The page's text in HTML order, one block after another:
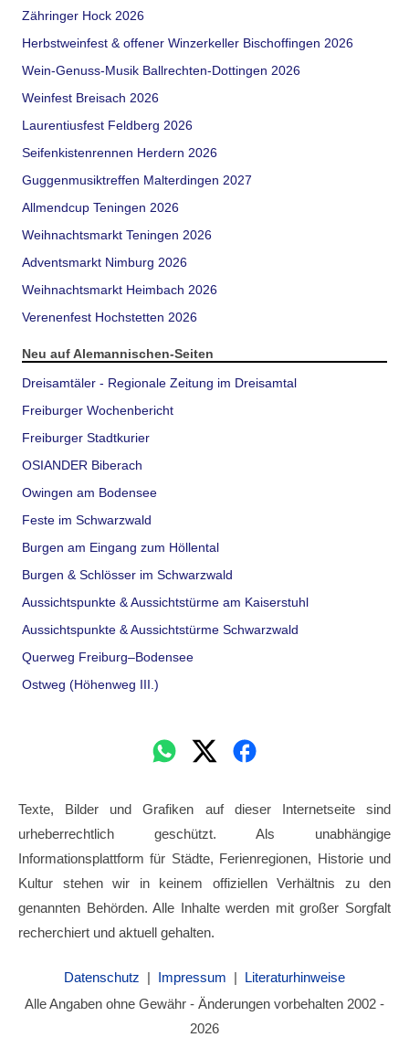
Zähringer Hock 2026
Herbstweinfest & offener Winzerkeller Bischoffingen 2026
Wein-Genuss-Musik Ballrechten-Dottingen 2026
Weinfest Breisach 2026
Laurentiusfest Feldberg 2026
Seifenkistenrennen Herdern 2026
Guggenmusiktreffen Malterdingen 2027
Allmendcup Teningen 2026
Weihnachtsmarkt Teningen 2026
Adventsmarkt Nimburg 2026
Weihnachtsmarkt Heimbach 2026
Verenenfest Hochstetten 2026
Neu auf Alemannischen-Seiten
Dreisamtäler - Regionale Zeitung im Dreisamtal
Freiburger Wochenbericht
Freiburger Stadtkurier
OSIANDER Biberach
Owingen am Bodensee
Feste im Schwarzwald
Burgen am Eingang zum Höllental
Burgen & Schlösser im Schwarzwald
Aussichtspunkte & Aussichtstürme am Kaiserstuhl
Aussichtspunkte & Aussichtstürme Schwarzwald
Querweg Freiburg–Bodensee
Ostweg (Höhenweg III.)
Texte, Bilder und Grafiken auf dieser Internetseite sind
urheberrechtlich geschützt. Als unabhängige
Informationsplattform für Städte, Ferienregionen, Historie und
Kultur stehen wir in keinem offiziellen Verhältnis zu den
genannten Behörden. Alle Inhalte werden mit großer Sorgfalt
recherchiert und aktuell gehalten.
Datenschutz | Impressum | Literaturhinweise
Alle Angaben ohne Gewähr - Änderungen vorbehalten 2002 -
2026